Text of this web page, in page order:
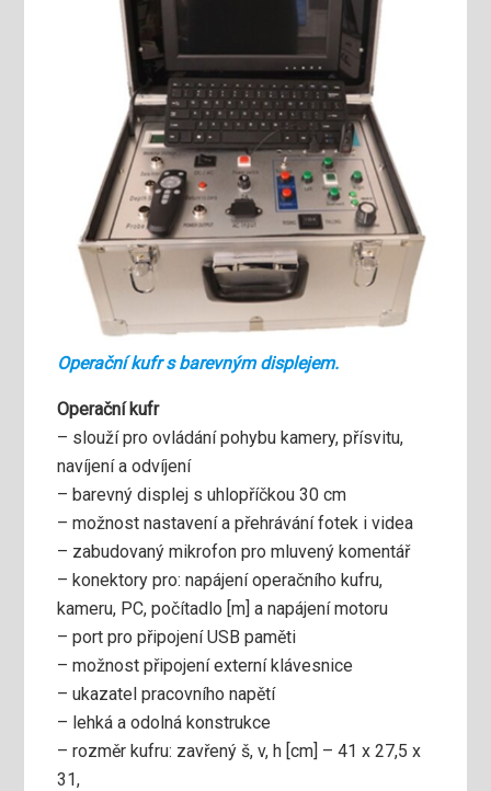
Operační kufr s barevným displejem.
Operační kufr
– slouží pro ovládání pohybu kamery, přísvitu,
navíjení a odvíjení
– barevný displej s uhlopříčkou 30 cm
– možnost nastavení a přehrávání fotek i videa
– zabudovaný mikrofon pro mluvený komentář
– konektory pro: napájení operačního kufru,
kameru, PC, počítadlo [m] a napájení motoru
– port pro připojení USB paměti
– možnost připojení externí klávesnice
– ukazatel pracovního napětí
– lehká a odolná konstrukce
– rozměr kufru: zavřený š, v, h [cm] – 41 x 27,5 x
31,